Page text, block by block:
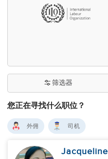
您正在寻找什么职位？
筛选器
外佣 司机
Jacqueline